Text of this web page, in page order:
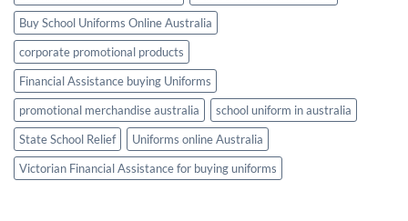
Buy School Uniforms Online Australia
corporate promotional products
Financial Assistance buying Uniforms
promotional merchandise australia
school uniform in australia
State School Relief
Uniforms online Australia
Victorian Financial Assistance for buying uniforms